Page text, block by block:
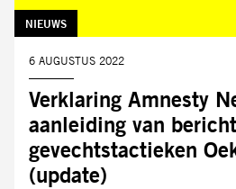
Verklaring Amnesty
aanleiding van
gevechtstactieken
(update)
TAG:
NIEUWS
DATUM:
6 AUGUSTUS 2022